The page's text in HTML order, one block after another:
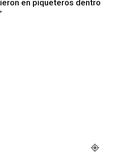
en piqueteros dentro